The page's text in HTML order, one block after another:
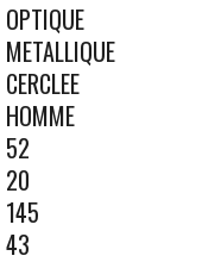
OPTIQUE
METALLIQUE
CERCLEE
HOMME
52
20
145
43